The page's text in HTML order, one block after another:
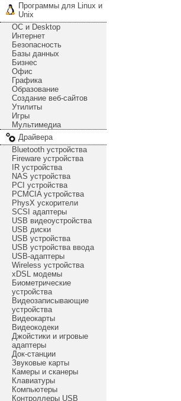
Программы для Linux и
Unix
ОС и Desktop
Интернет
Безопасность
Базы данных
Бизнес
Офис
Графика
Образование
Создание веб-сайтов
Утилиты
Игры
Мультимедиа
Драйвера
Bluetooth устройства
Fireware устройства
IR устройства
NAS устройства
PCI устройства
PCMCIA устройства
PhysX ускорители
SCSI адаптеры
USB видеоустройства
USB диски
USB устройства
USB устройства ввода
USB-адаптеры
Wireless устройства
xDSL модемы
Биометрические
устройства
Видеозаписывающие
устройства
Видеокарты
Видеокодеки
Джойстики и игровые
адаптеры
Док-станции
Звуковые карты
Камеры и сканеры
Клавиатуры
Компьютеры
Контроллеры USB